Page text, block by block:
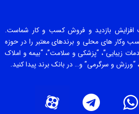
افزایش بازدید و فروش کسب و کار شماست.
وکار های محلی و برندهای معتبر را در حوزه
زیبایی”، “پزشکی و سلامت”، “بیمه و املاک
و سرگرمی” و… در بانک برند پیدا کنید.